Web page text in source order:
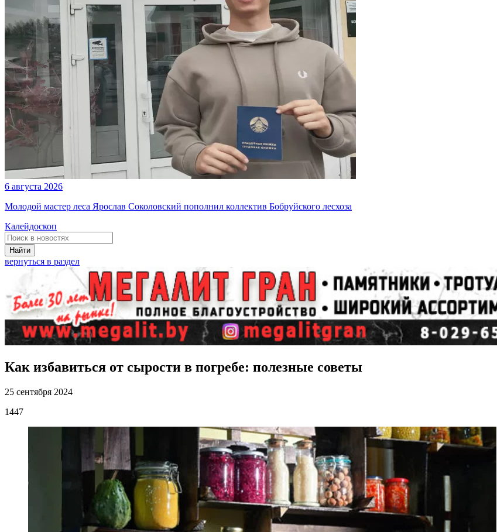
6 августа 2026
Молодой мастер леса Ярослав Соколовский пополнил коллектив Бобруйского лесхоза
Калейдоскоп
Найти
вернуться в раздел
Как избавиться от сырости в погребе: полезные советы
25 сентября 2024
1447